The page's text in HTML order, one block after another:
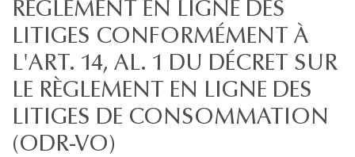
RÈGLEMENT EN LIGNE DES
LITIGES CONFORMÉMENT À
L'ART. 14, AL. 1 DU DÉCRET SUR
LE RÈGLEMENT EN LIGNE DES
LITIGES DE CONSOMMATION
(ODR-VO)